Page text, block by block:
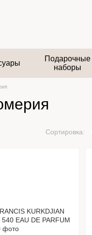
Подарочные
наборы
Сортировка: